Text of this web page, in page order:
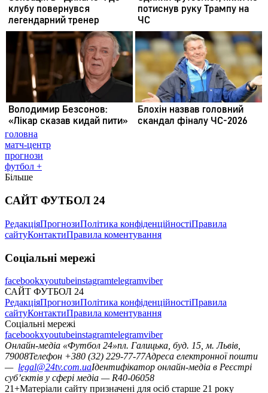
головна
матч-центр
прогнози
футбол +
Більше
САЙТ ФУТБОЛ 24
РедакціяПрогнозиПолітика конфіденційностіПравила
сайтуКонтактиПравила коментування
Соціальні мережі
facebookxyoutubeinstagramtelegramviber
САЙТ ФУТБОЛ 24
РедакціяПрогнозиПолітика конфіденційностіПравила
сайтуКонтактиПравила коментування
Соціальні мережі
facebookxyoutubeinstagramtelegramviber
Онлайн-медіа «Футбол 24»пл. Галицька, буд. 15, м. Львів,
79008Телефон +380 (32) 229-77-77Адреса електронної пошти
— legal@24tv.com.uaІдентифікатор онлайн-медіа в Реєстрі
суб’єктів у сфері медіа — R40-06058
21+Матеріали сайту призначені для осіб старше 21 року